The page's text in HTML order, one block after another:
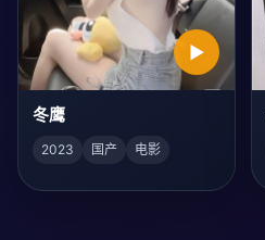
▶
冬鹰
2023 国产 电影